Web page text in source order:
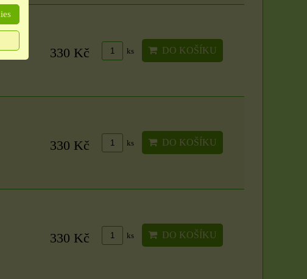
330 Kč ks DO KOŠÍKU
330 Kč ks DO KOŠÍKU
330 Kč ks DO KOŠÍKU